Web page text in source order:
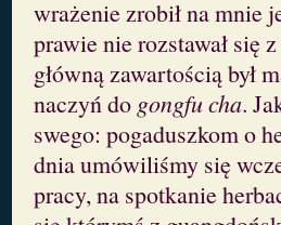
wrażenie zrobił na mnie
prawie nie rozstawał się
główną zawartością był
naczyń do gongfu cha.
swego: pogaduszkom o
dnia umówiliśmy się
pracy, na spotkanie